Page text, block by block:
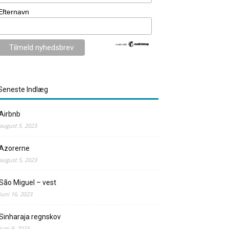
Indlæg
5, 2023
5, 2023
Miguel – vest
16, 2023
regnskov